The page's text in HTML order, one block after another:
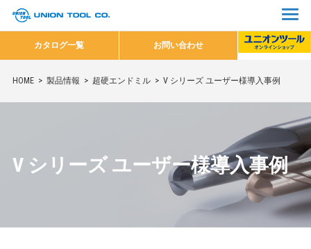
カタログ一覧 お問い合わせ
HOME 製品情報 超硬エンドミル V シリーズ ユーザー様導入事例
V シリーズ ユーザー様導入事例